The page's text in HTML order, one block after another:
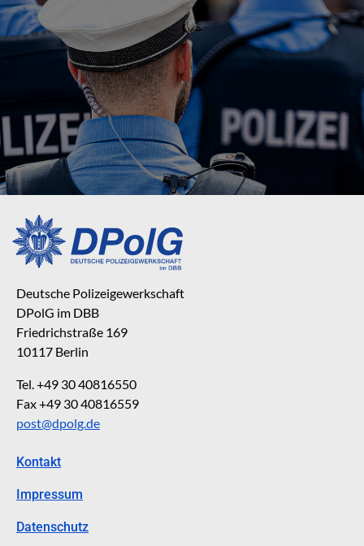
Deutsche Polizeigewerkschaft
DPolG im DBB
Friedrichstraße 169
10117 Berlin
Tel. +49 30 40816550
Fax +49 30 40816559
post@dpolg.de
Kontakt
Impressum
Datenschutz